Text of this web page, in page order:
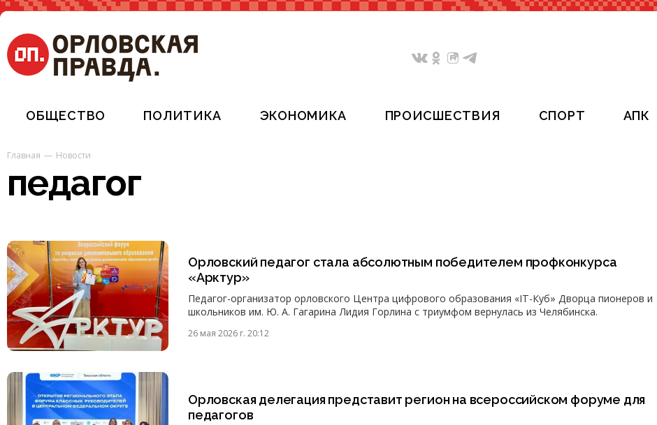
ОБЩЕСТВО ПОЛИТИКА ЭКОНОМИКА ПРОИСШЕСТВИЯ СПОРТ АПК
Главная Новости
педагог
Орловский педагог стала абсолютным победителем профконкурса
«Арктур»
Педагог-организатор орловского Центра цифрового образования «IT-Куб» Дворца пионеров и
школьников им. Ю. А. Гагарина Лидия Горлина с триумфом вернулась из Челябинска.
26 мая 2026 г. 20:12
Орловская делегация представит регион на всероссийском форуме для
педагогов